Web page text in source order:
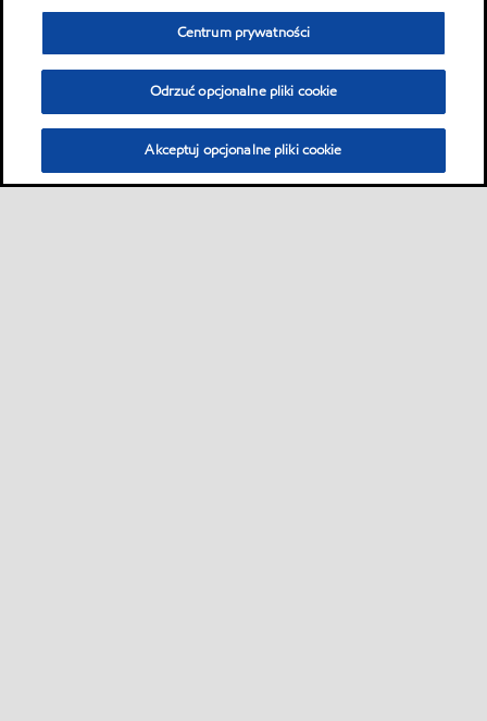
Centrum prywatności
Odrzuć opcjonalne pliki cookie
Akceptuj opcjonalne pliki cookie